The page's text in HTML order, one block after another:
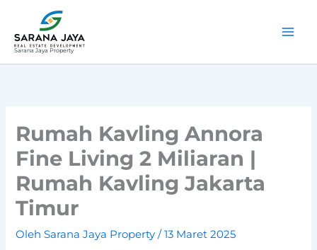
konten
Sarana Jaya Property
Rumah Kavling Annora
Fine Living 2 Miliaran |
Rumah Kavling Jakarta
Timur
OlehSarana Jaya Property/13 Maret 2025